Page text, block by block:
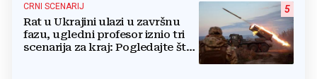
5
CRNI SCENARIJ
Rat u Ukrajini ulazi u završnu
fazu, ugledni profesor iznio tri
scenarija za kraj: Pogledajte što